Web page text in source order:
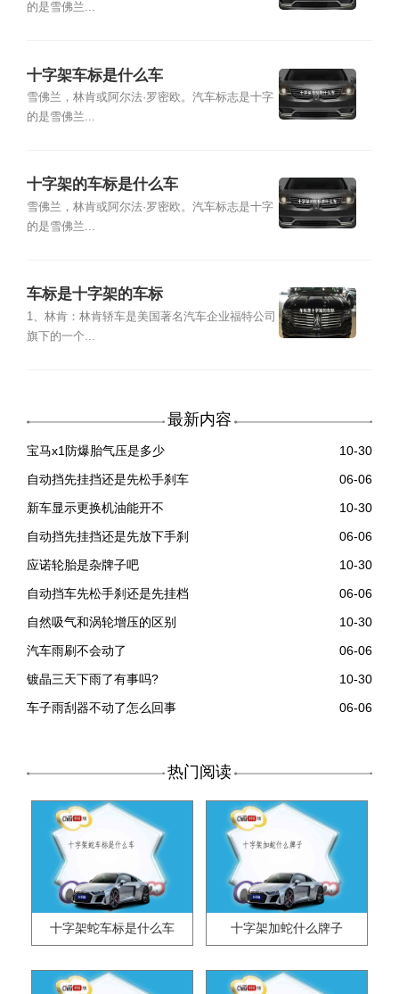
的是雪佛兰...
十字架车标是什么车
雪佛兰，林肯或阿尔法·罗密欧。汽车标志是十字
的是雪佛兰...
十字架的车标是什么车
雪佛兰，林肯或阿尔法·罗密欧。汽车标志是十字
的是雪佛兰...
车标是十字架的车标
1、林肯：林肯轿车是美国著名汽车企业福特公司
旗下的一个...
最新内容
宝马x1防爆胎气压是多少
10-30
自动挡先挂挡还是先松手刹车
06-06
新车显示更换机油能开不
10-30
自动挡先挂挡还是先放下手刹
06-06
应诺轮胎是杂牌子吧
10-30
自动挡车先松手刹还是先挂档
06-06
自然吸气和涡轮增压的区别
10-30
汽车雨刷不会动了
06-06
镀晶三天下雨了有事吗?
10-30
车子雨刮器不动了怎么回事
06-06
热门阅读
十字架蛇车标是什么车 十字架加蛇什么牌子